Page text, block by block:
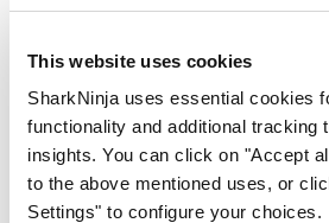
This website uses cookies
SharkNinja uses essential cookies
functionality and additional tracking
insights. You can click on "Accept
to the above mentioned uses, or
Settings" to configure your choices.
Paso 3
golpea ligeramente para distribuir
especias sobre el café.
Paso 4
Instala el portafiltro en el grupo de
alineando los puntos naranjas y
la derecha.